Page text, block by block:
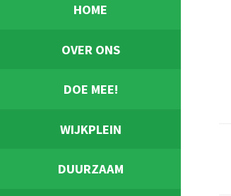
HOME
OVER ONS
DOE MEE!
WIJKPLEIN
DUURZAAM